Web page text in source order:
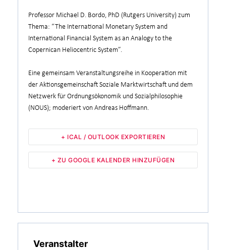
Professor Michael D. Bordo, PhD (Rutgers University) zum
Thema: “The International Monetary System and
International Financial System as an Analogy to the
Copernican Heliocentric System”.
Eine gemeinsam Veranstaltungsreihe in Kooperation mit
der Aktionsgemeinschaft Soziale Marktwirtschaft und dem
Netzwerk für Ordnungsökonomik und Sozialphilosophie
(NOUS); moderiert von Andreas Hoffmann.
+ ZU GOOGLE KALENDER HINZUFÜGEN
+ ICAL / OUTLOOK EXPORTIEREN
Veranstalter